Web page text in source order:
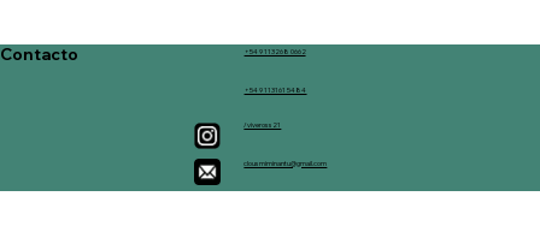
+54 9 113268 0662
+54 9 113161 5484
/viveross21
clousmiminantu@gmail.com
Contacto